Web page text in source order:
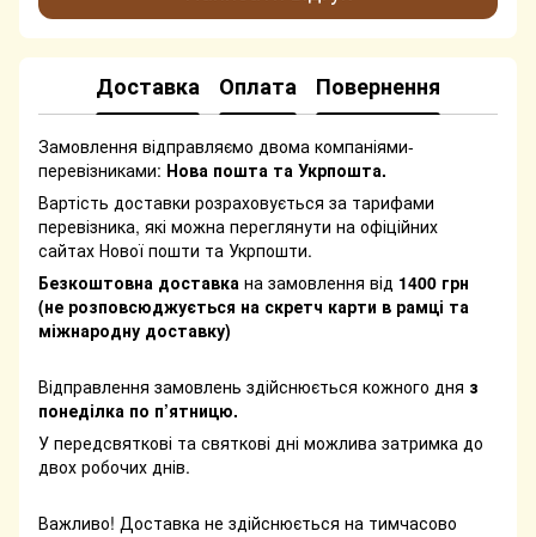
Доставка Оплата Повернення
Замовлення відправляємо двома компаніями-
перевізниками: Нова пошта та Укрпошта.
Вартість доставки розраховується за тарифами
перевізника, які можна переглянути на офіційних
сайтах Нової пошти та Укрпошти.
Безкоштовна доставка на замовлення від 1400 грн
(не розповсюджується на скретч карти в рамці та
міжнародну доставку)
Відправлення замовлень здійснюється кожного дня з
понеділка по п’ятницю.
У передсвяткові та святкові дні можлива затримка до
двох робочих днів.
Важливо! Доставка не здійснюється на тимчасово